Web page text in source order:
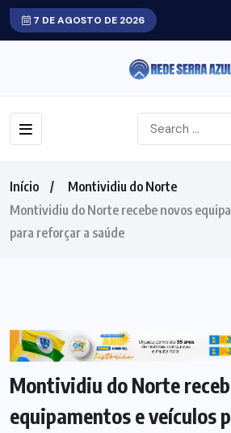
7 DE AGOSTO DE 2026
Início
Montividiu do Norte
Montividiu do Norte recebe novos
para reforçar a saúde
MONTIVIDIU DO NORTE SAÚDE
Montividiu do Norte
equipamentos e veículos